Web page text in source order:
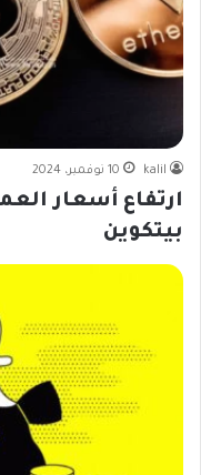
kalil 10 نوفمبر، 2024
ارتفاع أسعار
بيتكوين